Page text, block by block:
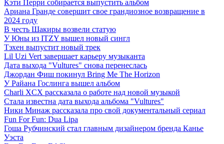
Кэти Перри собирается выпустить альбом
Ариана Гранде совершит свое грандиозное возвращение в
2024 году
В честь Шакиры возвели статую
У Юны из ITZY вышел новый сингл
Тэхен выпустит новый трек
Lil Uzi Vert завершает карьеру музыканта
Дата выхода "Vultures" снова перенеслась
Джордан Фиш покинул Bring Me The Horizon
У Райана Гослинга вышел альбом
Charli XCX рассказала о работе над новой музыкой
Стала известна дата выхода альбома "Vultures"
Ники Минаж рассказала про свой документальный сериал
Fun For Fun: Dua Lipa
Гоша Рубчинский стал главным дизайнером бренда Канье
Уэста